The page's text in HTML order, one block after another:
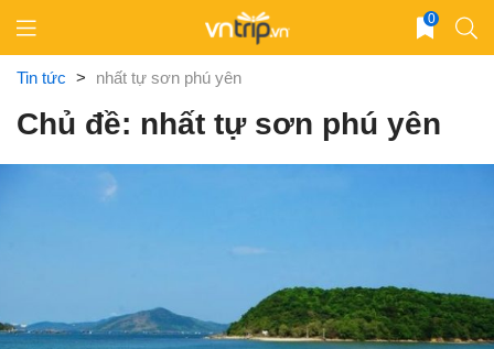
content
0
Tin tức > nhất tự sơn phú yên
Chủ đề: nhất tự sơn phú yên